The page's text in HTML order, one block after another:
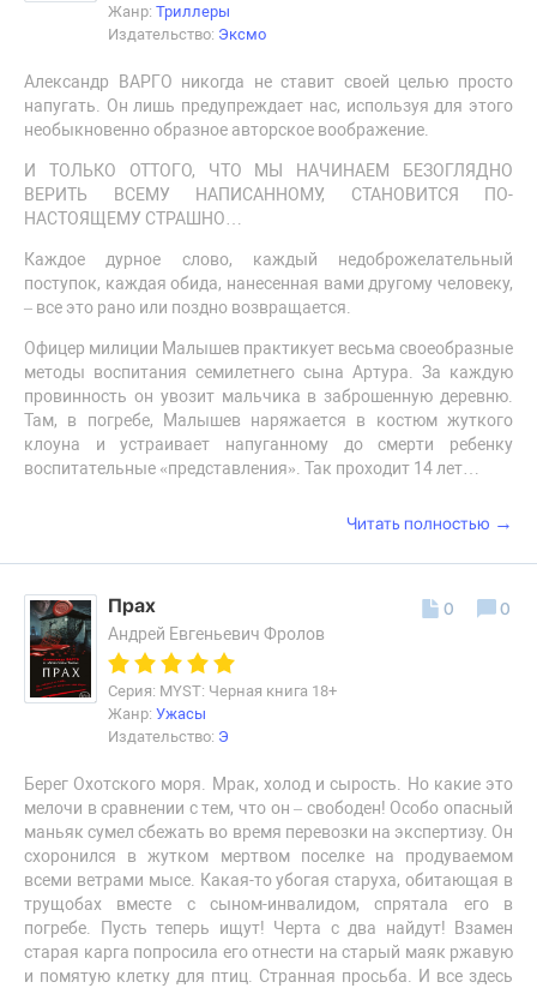
Жанр: Триллеры
Издательство: Эксмо
Александр ВАРГО никогда не ставит своей целью просто
напугать. Он лишь предупреждает нас, используя для этого
необыкновенно образное авторское воображение.
И ТОЛЬКО ОТТОГО, ЧТО МЫ НАЧИНАЕМ БЕЗОГЛЯДНО
ВЕРИТЬ ВСЕМУ НАПИСАННОМУ, СТАНОВИТСЯ ПО-
НАСТОЯЩЕМУ СТРАШНО…
Каждое дурное слово, каждый недоброжелательный
поступок, каждая обида, нанесенная вами другому человеку,
– все это рано или поздно возвращается.
Офицер милиции Малышев практикует весьма своеобразные
методы воспитания семилетнего сына Артура. За каждую
провинность он увозит мальчика в заброшенную деревню.
Там, в погребе, Малышев наряжается в костюм жуткого
клоуна и устраивает напуганному до смерти ребенку
воспитательные «представления». Так проходит 14 лет…
Читать полностью →
Прах
Андрей Евгеньевич Фролов
Серия: MYST: Черная книга 18+
Жанр: Ужасы
Издательство: Э
Берег Охотского моря. Мрак, холод и сырость. Но какие это
мелочи в сравнении с тем, что он – свободен! Особо опасный
маньяк сумел сбежать во время перевозки на экспертизу. Он
схоронился в жутком мертвом поселке на продуваемом
всеми ветрами мысе. Какая-то убогая старуха, обитающая в
трущобах вместе с сыном-инвалидом, спрятала его в
погребе. Пусть теперь ищут! Черта с два найдут! Взамен
старая карга попросила его отнести на старый маяк ржавую
и помятую клетку для птиц. Странная просьба. И все здесь
0 0